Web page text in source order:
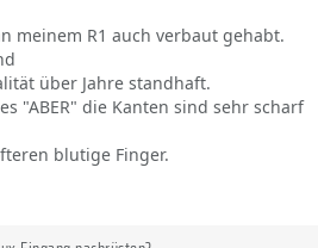
meinem R1 auch verbaut gehabt.
über Jahre standhaft.
"ABER" die Kanten sind sehr scharf
blutige Finger.